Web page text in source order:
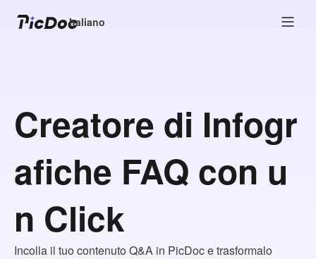
Italiano
Creatore di Infogr
afiche FAQ con u
n Click
Incolla il tuo contenuto Q&A in PicDoc e trasformalo